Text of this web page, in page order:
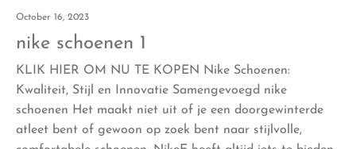
October 16, 2023
nike schoenen 1
KLIK HIER OM NU TE KOPEN Nike Schoenen:
Kwaliteit, Stijl en Innovatie Samengevoegd nike
schoenen Het maakt niet uit of je een doorgewinterde
atleet bent of gewoon op zoek bent naar stijlvolle,